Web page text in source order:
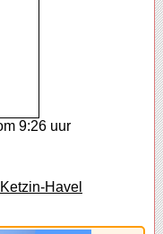
9:26 uur
Havel